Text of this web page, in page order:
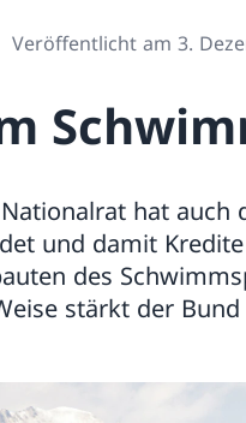
Veröffentlicht am 3.
hat
und damit
des
stärkt der